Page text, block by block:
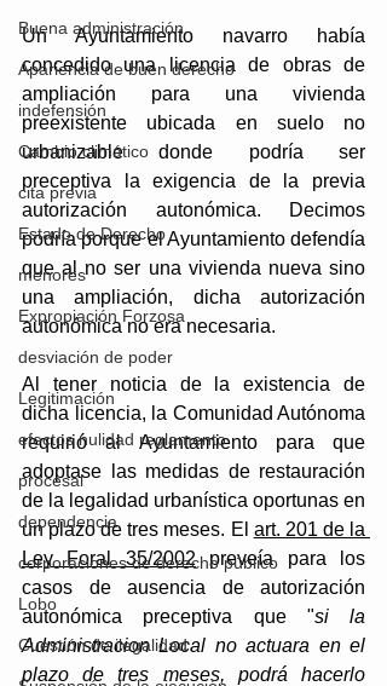
Buena administración
Apariencia de buen derecho
indefensión
Cambio climático
cita previa
Estado de Derecho
menores
Expropiación Forzosa
desviación de poder
Legitimación
efectos nulidad reglamento
procesal
dependencia
corporaciones de derecho público
Lobo
Cuestión de ilegalidad
Un Ayuntamiento navarro había
concedido una licencia de obras de
ampliación para una vivienda
preexistente ubicada en suelo no
urbanizable donde podría ser
preceptiva la exigencia de la previa
autorización autonómica. Decimos
podría porque el Ayuntamiento defendía
que al no ser una vivienda nueva sino
una ampliación, dicha autorización
autonómica no era necesaria.
Al tener noticia de la existencia de
dicha licencia, la Comunidad Autónoma
requirió al Ayuntamiento para que
adoptase las medidas de restauración
de la legalidad urbanística oportunas en
un plazo de tres meses. El art. 201 de la
Ley Foral 35/2002 preveía para los
casos de ausencia de autorización
autonómica preceptiva que "si la
Administracion Local no actuara en el
plazo de tres meses, podrá hacerlo